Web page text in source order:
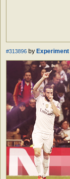
#313896 by Experiment